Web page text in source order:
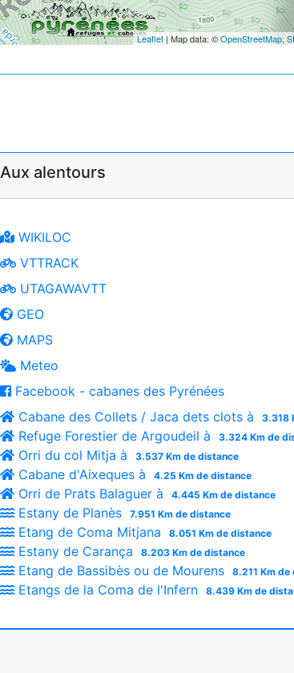
Leaflet | Map data: ©OpenStreetMap,
Aux alentours
WIKILOC
VTTRACK
UTAGAWAVTT
GEO
MAPS
Meteo
Facebook - cabanes des Pyrénées
Cabane des Collets / Jaca dets clots à
3.318
Refuge Forestier de Argoudeil à 3.324 Km de
Orri du col Mitja à 3.537 Km de distance
Cabane d'Aixeques à 4.25 Km de distance
Orri de Prats Balaguer à 4.445 Km de distance
Estany de Planès 7.951 Km de distance
Etang de Coma Mitjana 8.051 Km de distance
Estany de Carança 8.203 Km de distance
Etang de Bassibès ou de Mourens 8.211 Km
Etangs de la Coma de l'Infern 8.439 Km de